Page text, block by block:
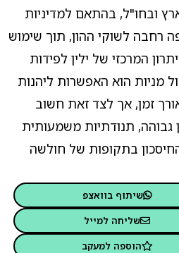
ובחו"ל, בהתאם למדיניות
לשוקי ההון, תוך שימוש
המרכזי של ילין לפידות
מניות הוא האפשרות ליהנות
זמן, אך לצד זאת חשוב
גבוהה, תנודתיות משמעותית
בתקופות של חולשה
שיתוף בוואצפ
שליחה למייל
הוספה למעקב